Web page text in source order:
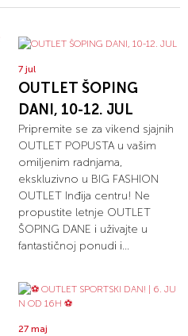
7 jul
OUTLET ŠOPING
DANI, 10-12. JUL
Pripremite se za vikend sjajnih
OUTLET POPUSTA u vašim
omiljenim radnjama,
ekskluzivno u BIG FASHION
OUTLET Inđija centru! Ne
propustite letnje OUTLET
ŠOPING DANE i uživajte u
fantastičnoj ponudi i...
27 maj